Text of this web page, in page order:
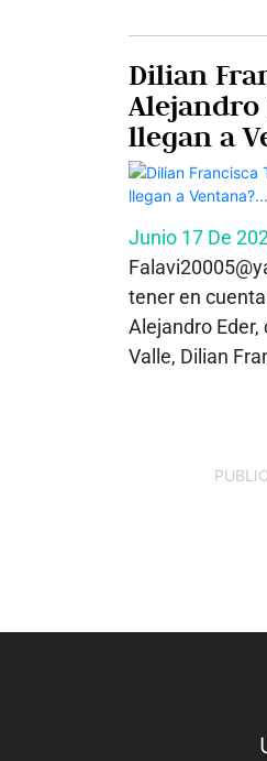
Dilian
Alejandro
llegan a
Junio 17 De
tener en
Alejandro
Valle, Dilian